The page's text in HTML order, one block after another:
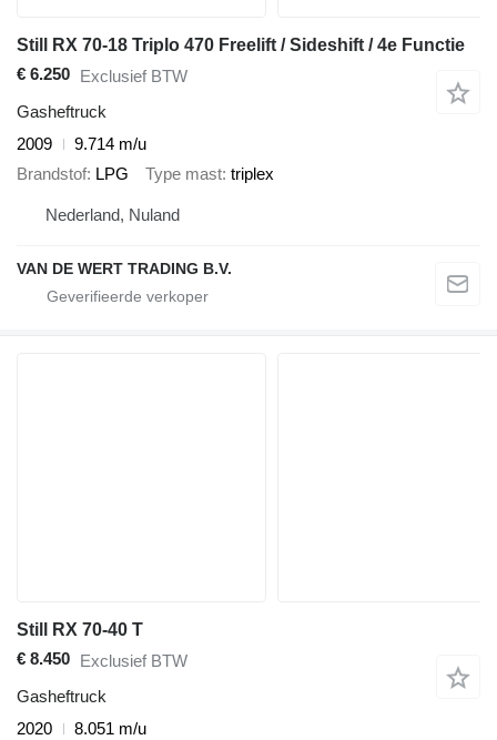
Still RX 70-18 Triplo 470 Freelift / Sideshift / 4e Functie
€ 6.250 Exclusief BTW
Gasheftruck
2009
9.714 m/u
Brandstof LPG Type mast triplex
Nederland, Nuland
VAN DE WERT TRADING B.V.
Still RX 70-40 T
€ 8.450 Exclusief BTW
Gasheftruck
2020
8.051 m/u